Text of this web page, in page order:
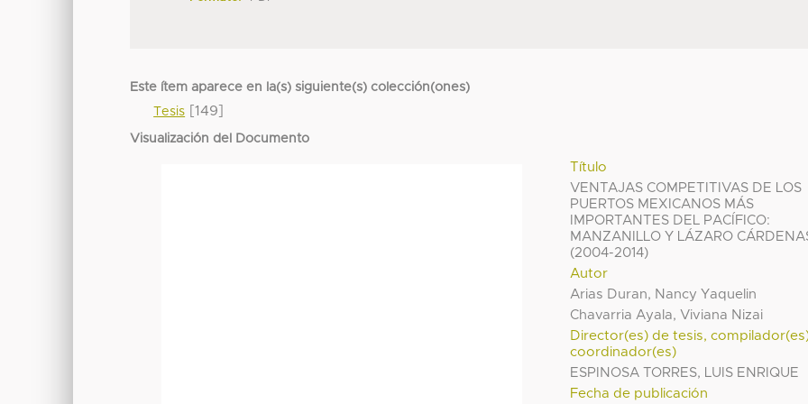
Este ítem aparece en la(s) siguiente(s) colección(ones)
Tesis [149]
Visualización del Documento
Título
VENTAJAS COMPETITIVAS DE LOS
PUERTOS MEXICANOS MÁS
IMPORTANTES DEL PACÍFICO:
MANZANILLO Y LÁZARO
(2004-2014)
Autor
Arias Duran, Nancy Yaquelin
Chavarria Ayala, Viviana Nizai
Director(es) de tesis,
coordinador(es)
ESPINOSA TORRES, LUIS ENRIQUE
Fecha de publicación